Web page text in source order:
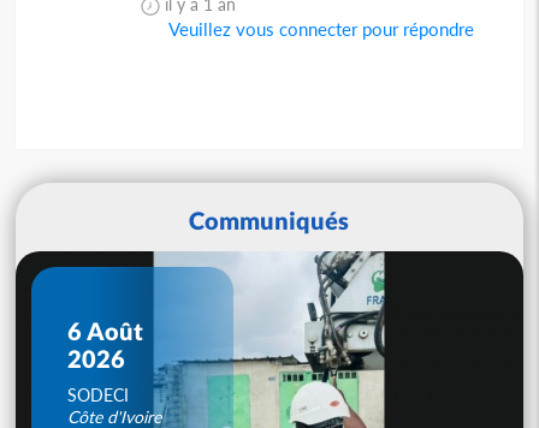
il y a 1 an
Veuillez vous connecter pour répondre
Communiqués
6 Août
2026
SODECI
Côte d'Ivoire